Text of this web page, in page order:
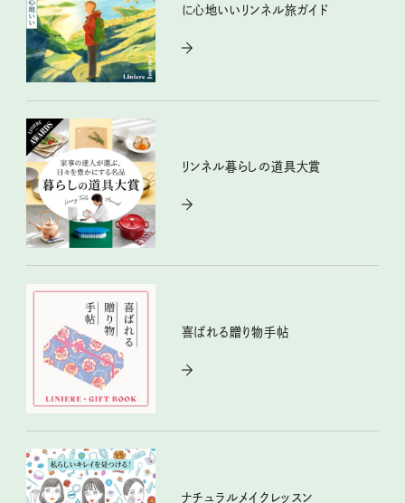
に心地いいリンネル旅ガイド
リンネル暮らしの道具大賞
喜ばれる贈り物手帖
ナチュラルメイクレッスン